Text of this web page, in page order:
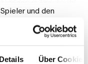
Details Über Cookies
und den
Jahr schon des